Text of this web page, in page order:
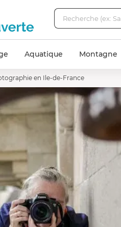
Aquatique Montagne
en Ile-de-France